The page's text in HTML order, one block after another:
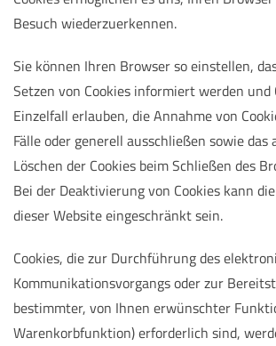
Besuch wiederzuerkennen.
Sie können Ihren Browser so einstellen,
Setzen von Cookies informiert werden und
Einzelfall erlauben, die Annahme von
Fälle oder generell ausschließen sowie
Löschen der Cookies beim Schließen des
Bei der Deaktivierung von Cookies kann
dieser Website eingeschränkt sein.
Cookies, die zur Durchführung des
Kommunikationsvorgangs oder zur
bestimmter, von Ihnen erwünschter
Warenkorbfunktion) erforderlich sind,